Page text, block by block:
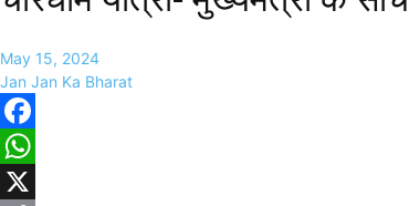
May 15, 2024
Jan Jan Ka Bharat
Facebook
WhatsApp